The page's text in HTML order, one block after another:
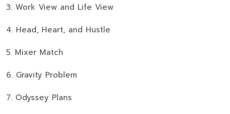
3. Work View and Life View
4. Head, Heart, and Hustle
5. Mixer Match
6. Gravity Problem
7. Odyssey Plans